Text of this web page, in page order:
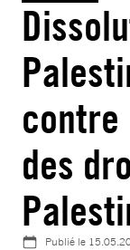
contre
des
Publié le